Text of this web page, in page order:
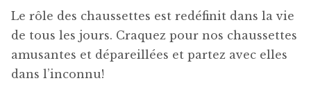
Le rôle des chaussettes est redéfinit dans la vie
de tous les jours. Craquez pour nos chaussettes
amusantes et dépareillées et partez avec elles
dans l’inconnu!